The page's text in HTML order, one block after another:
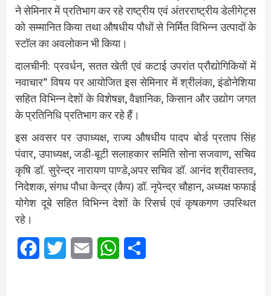
ने सेमिनार में प्रतिभाग कर रहे राष्ट्रीय एवं अंतरराष्ट्रीय डेलीगेट्स
को सम्मानित किया तथा औषधीय पौधों से निर्मित विभिन्न उत्पादों के
स्टॉल का अवलोकन भी किया।
दालचीनी: प्रवर्धन, सतत खेती एवं कटाई उपरांत प्रौद्योगिकियों में
नवाचार” विषय पर आयोजित इस सेमिनार में श्रीलंका, इंडोनेशिया
सहित विभिन्न देशों के विशेषज्ञ, वैज्ञानिक, किसान और उद्योग जगत
के प्रतिनिधि प्रतिभाग कर रहे हैं।
इस अवसर पर उपाध्यक्ष, राज्य औषधीय पादप बोर्ड प्रताप सिंह
पंवार, उपाध्यक्ष, जडी-बूटी सलाहकार समिति सोना सजवाण, सचिव
कृषि डॉ. सुरेन्द्र नारायण पाण्डे,अपर सचिव डॉ. आनंद श्रीवास्तव,
निदेशक, संगध पौधा केन्द्र (कैप) डॉ. नृपेन्द्र चौहान, अध्यक्ष फफाई
योगेश दूबे सहित विभिन्न देशों के रिसर्च एवं कृषकगण उपस्थित
रहे।
FacebookTwitter Email WhatsApp